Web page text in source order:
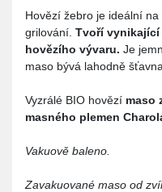
Hovězí žebro je ideální
grilování. Tvoří vynikající
hovězího vývaru. Je
maso bývá lahodně
Vyzrálé BIO hovězí maso
masného plemen
Vakuově baleno.
Zavakuované maso od